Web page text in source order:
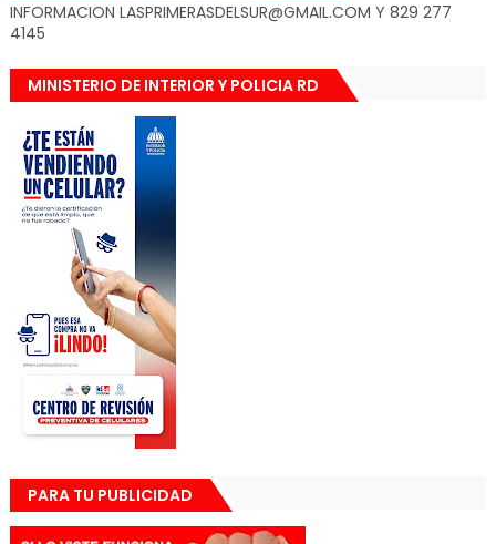
INFORMACION LASPRIMERASDELSUR@GMAIL.COM Y 829 277
4145
MINISTERIO DE INTERIOR Y POLICIA RD
PARA TU PUBLICIDAD